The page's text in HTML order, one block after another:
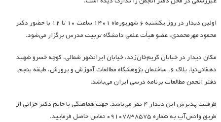
اولین دیدار در روز یکشنبه ۶ شهریورماه ۱۴۰۱ ساعت ۱۰ تا ۱۲ با حضور دکتر
محمود مهرمحمدی، عضو هیأت علمی دانشگاه تربیت مدرس برگزار می‌شود.
مکان دیدار در خیابان کریم‌خان‌زند، خیابان ایرانشهر شمالی، کوچه خسرو شهید
دهقانی‌نیا، پلاک ۶، ساختمان پژوهشگاه مطالعات آموزش و پرورش، طبقه پنجم،
دفتر انجمن مطالعات برنامه درسی ایران می‌باشد.
ظرفیت پذیرش این دیدار ۴ نفر می‌باشد. جهت هماهنگی با خانم دکتر خزائی از
طریق واتس‌آپ به شماره ۰۹۱۰۷۸۳۸۵۷۵ تماس حاصل فرمایید.